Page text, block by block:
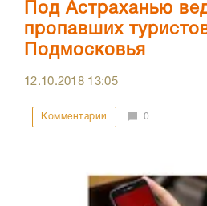
Под Астраханью
пропавших
Подмосковья
12.10.2018 13:05
Комментарии 0